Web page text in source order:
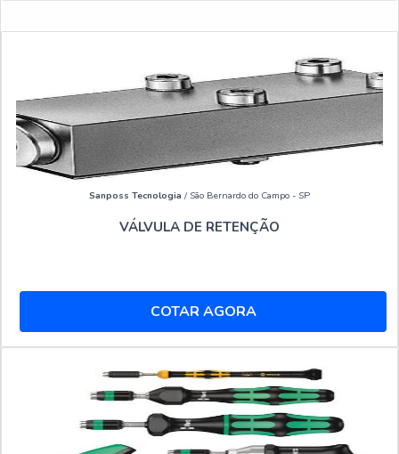
Sanposs Tecnologia / São Bernardo do Campo - SP
VÁLVULA DE RETENÇÃO
COTAR AGORA